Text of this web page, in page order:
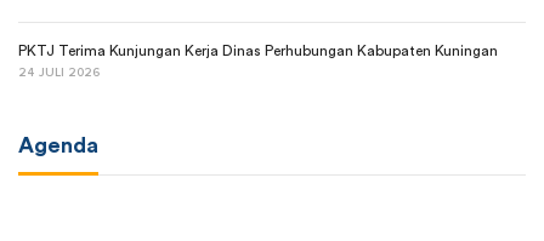
PKTJ Terima Kunjungan Kerja Dinas Perhubungan Kabupaten Kuningan
24 JULI 2026
Agenda